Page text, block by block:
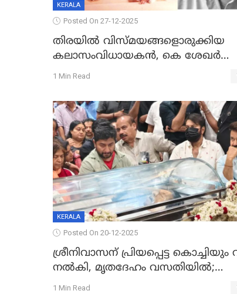
KERALA
Posted On 27-12-2025
തിരയിൽ വിസ്മയങ്ങളൊരുക്കിയ
കലാസംവിധായകന്‍, കെ ശേഖര്‍
അന്തരിച്ചു
1 Min Read
KERALA
Posted On 20-12-2025
ശ്രീനിവാസന് പ്രിയപ്പെട്ട കൊച്ചിയും
നൽകി, മൃതദേഹം വസതിയിൽ;
സംസ്കാരം നാളെ
1 Min Read